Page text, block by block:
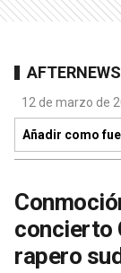
AFTERNEWS
12 de marzo de
Añadir como
concierto
rapero